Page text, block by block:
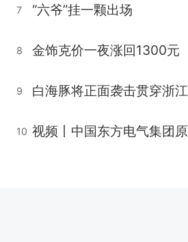
7 “六爷”挂一颗出场
8 金饰克价一夜涨回1300元
9 白海豚将正面袭击贯穿浙江
10